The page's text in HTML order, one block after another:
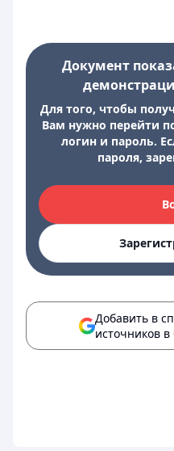
Документ
Для того, чтобы
Вам нужно перейти
логин и пароль.
пароля,
Добавить в
источников в